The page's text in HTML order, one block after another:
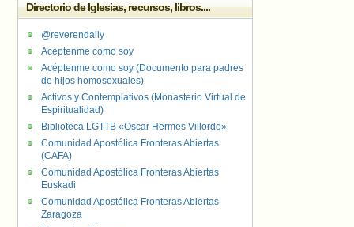
Directorio de Iglesias, recursos, libros....
@reverendally
Acéptenme como soy
Acéptenme como soy (Documento para padres
de hijos homosexuales)
Activos y Contemplativos (Monasterio Virtual de
Espiritualidad)
Biblioteca LGTTB «Oscar Hermes Villordo»
Comunidad Apostólica Fronteras Abiertas
(CAFA)
Comunidad Apostólica Fronteras Abiertas
Euskadi
Comunidad Apostólica Fronteras Abiertas
Zaragoza